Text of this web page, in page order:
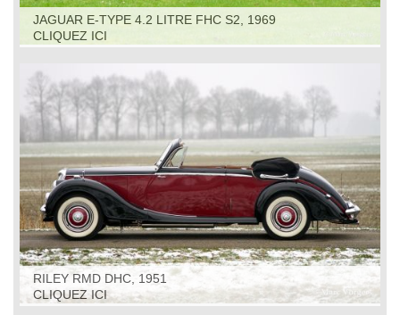
JAGUAR E-TYPE 4.2 LITRE FHC S2, 1969
CLIQUEZ ICI
RILEY RMD DHC, 1951
CLIQUEZ ICI